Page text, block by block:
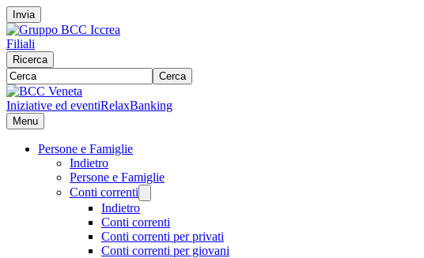
Invia
Filiali
Ricerca
Cerca
Iniziative ed eventiRelaxBanking
Menu
Persone e Famiglie
Indietro
Persone e Famiglie
Conti correnti
Indietro
Conti correnti
Conti correnti per privati
Conti correnti per giovani